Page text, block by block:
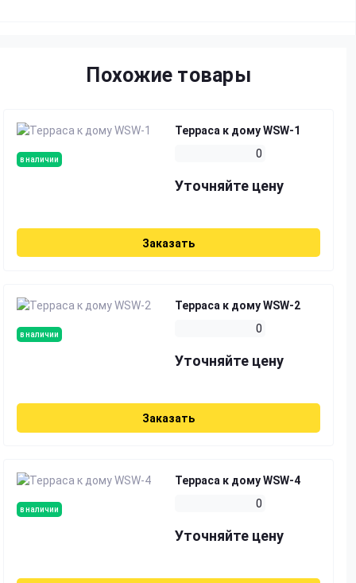
Похожие товары
в наличии
Терраса к дому WSW-1
0
Уточняйте цену
Заказать
в наличии
Терраса к дому WSW-2
0
Уточняйте цену
Заказать
в наличии
Терраса к дому WSW-4
0
Уточняйте цену